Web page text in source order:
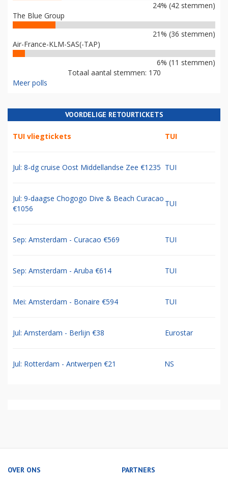
24% (42 stemmen)
The Blue Group
21% (36 stemmen)
Air-France-KLM-SAS(-TAP)
6% (11 stemmen)
Totaal aantal stemmen: 170
Meer polls
VOORDELIGE RETOURTICKETS
TUI vliegtickets TUI
Jul: 8-dg cruise Oost Middellandse Zee €1235 TUI
Jul: 9-daagse Chogogo Dive & Beach Curacao
€1056
TUI
Sep: Amsterdam - Curacao €569 TUI
Sep: Amsterdam - Aruba €614 TUI
Mei: Amsterdam - Bonaire €594 TUI
Jul: Amsterdam - Berlijn €38 Eurostar
Jul: Rotterdam - Antwerpen €21 NS
OVER ONS PARTNERS